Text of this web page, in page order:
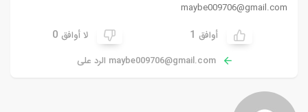
maybe009706@gmail.com
أوافق 1 لا أوافق 0
maybe009706@gmail.com الرد على